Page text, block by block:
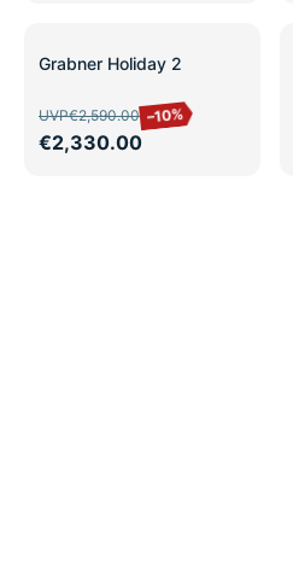
SALE
Grabner Holiday 2
UVP€2,590.00 –10%
€2,330.00